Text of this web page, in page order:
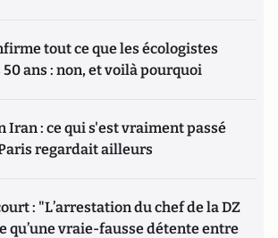
tout ce que les écologistes
ans : non, et voilà pourquoi
Iran : ce qui s'est vraiment passé
regardait ailleurs
: "L’arrestation du chef de la DZ
qu’une vraie-fausse détente entre